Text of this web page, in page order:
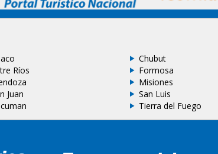
Chubut
Ríos Formosa
Misiones
Juan San Luis
Tierra del Fuego